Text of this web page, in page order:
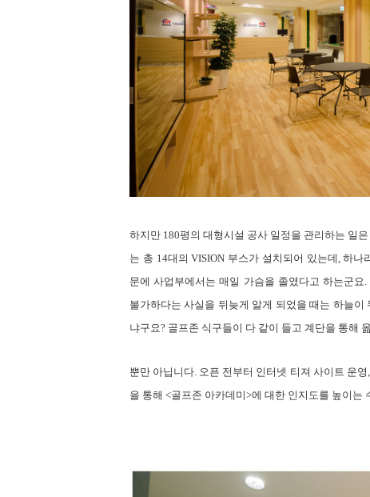
하지만 180평의 대형시설 공사 일정을 관리하는 일
는 총 14대의 VISION 부스가 설치되어 있는데 ,하나
문에 사업부에서는 매일 가슴을 졸였다고 하는군요
불가하다는 사실을 뒤늦게 알게 되었을 때는 하늘
냐구요? 골프존 식구들이 다 같이 들고 계단을 통해
뿐만 아닙니다 오픈 전부터 인터넷 티져 사이트 운영
을 통해 <골프존 아카데미>에 대한 인지도를 높이는